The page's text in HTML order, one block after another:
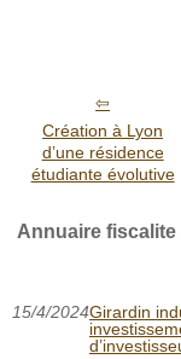
Création à Lyon
d’une résidence
étudiante évolutive
Annuaire fiscalite
15/4/2024Girardin